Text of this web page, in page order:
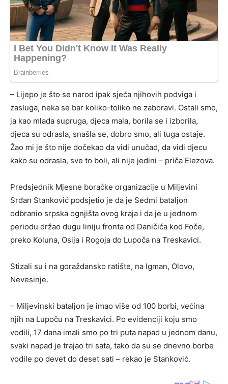
– Lijepo je što se narod ipak sjeća njihovih podviga i
zasluga, neka se bar koliko-toliko ne zaboravi. Ostali smo,
ja kao mlada supruga, djeca mala, borila se i izborila,
djeca su odrasla, snašla se, dobro smo, ali tuga ostaje.
Žao mi je što nije dočekao da vidi unučad, da vidi djecu
kako su odrasla, sve to boli, ali nije jedini – priča Elezova.
Predsjednik Mjesne boračke organizacije u Miljevini
Srđan Stanković podsjetio je da je Sedmi bataljon
odbranio srpska ognjišta ovog kraja i da je u jednom
periodu držao dugu liniju fronta od Daničića kod Foče,
preko Koluna, Osija i Rogoja do Lupoča na Treskavici.
Stizali su i na goraždansko ratište, na Igman, Olovo,
Nevesinje.
– Miljevinski bataljon je imao više od 100 borbi, većina
njih na Lupoču na Treskavici. Po evidenciji koju smo
vodili, 17 dana imali smo po tri puta napad u jednom danu,
svaki napad je trajao tri sata, tako da su se dnevno borbe
vodile po devet do deset sati – rekao je Stanković.